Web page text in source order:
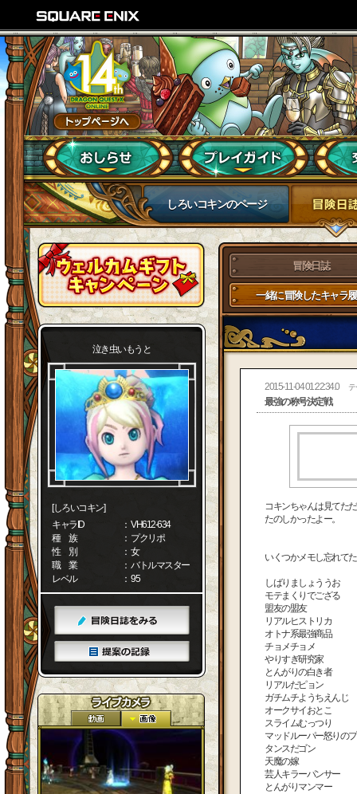
しろいコキンのページ
泣き虫いもうと
[しろいコキン]
キャラID
： VH612-634
種 族
： プクリポ
性 別
： 女
職 業
： バトルマスター
レベル
： 95
冒険日誌
一緒に冒険したキャラ
2015-11-04 01:22:34.0 テ
最強の称号決定戦
コキンちゃんは見てた
たのしかったよー。
いくつかメモし忘れて
しばりましょううお
モテまくりでござる
盟友の盟友
リアルヒストリカ
オトナ系最強商品
チョメチョメ
やりすぎ研究家
とんがりの白き者
リアルだピョン
ガチムチようちえんじ
オークサイおとこ
スライムむっつり
マッドルーパー怒りの
タンスだゴン
天魔の嫁
芸人キラーパンサー
とんがりマンマー